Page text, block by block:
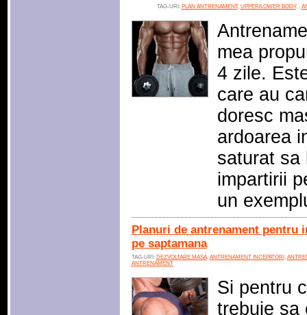
TAG-URI: PLAN ANTRENAMENT, UPPER/LOWER BODY, ,
mea
4 zile.
care au
doresc
ardoarea
saturat sa
impartirii
un
Planuri de antrenament pentru
pe saptamana
TAG-URI: DEZVOLTARE MASA, ANTRENAMENT INCEPATORI ,
ANTRENAMENT
Si pentru
trebuie sa